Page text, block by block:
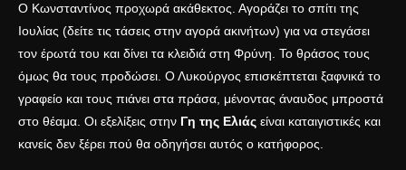
Ο Κωνσταντίνος προχωρά ακάθεκτος. Αγοράζει το σπίτι της
Ιουλίας (δείτε τις τάσεις στην αγορά ακινήτων) για να στεγάσει
τον έρωτά του και δίνει τα κλειδιά στη Φρύνη. Το θράσος τους
όμως θα τους προδώσει. Ο Λυκούργος επισκέπτεται ξαφνικά το
γραφείο και τους πιάνει στα πράσα, μένοντας άναυδος μπροστά
στο θέαμα. Οι εξελίξεις στην Γη της Ελιάς είναι καταιγιστικές και
κανείς δεν ξέρει πού θα οδηγήσει αυτός ο κατήφορος.